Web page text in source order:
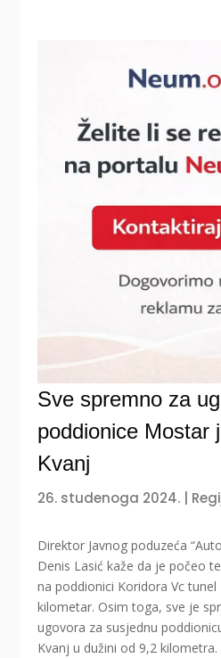
Sve spremno za
poddionice Mostar
Kvanj
26. studenoga 2024.
Direktor Javnog poduzeća
Denis Lasić kaže da je počeo
na poddionici Koridora Vc tunel
kilometar. Osim toga, sve je
ugovora za susjednu
Kvanj u dužini od 9,2 kilometra.